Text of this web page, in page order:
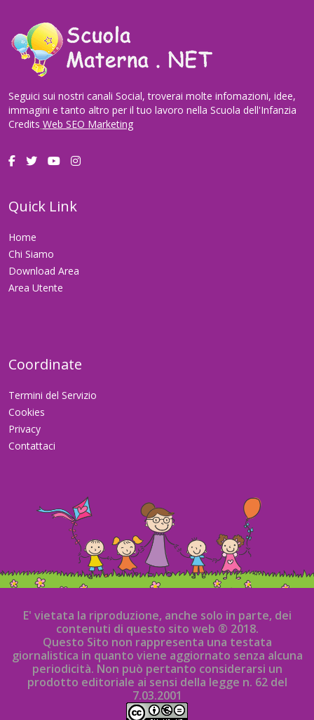
Seguici sui nostri canali Social, troverai molte infomazioni, idee,
immagini e tanto altro per il tuo lavoro nella Scuola dell'Infanzia
Credits Web SEO Marketing
Quick Link
Home
Chi Siamo
Download Area
Area Utente
Coordinate
Termini del Servizio
Cookies
Privacy
Contattaci
E' vietata la riproduzione, anche solo in parte, dei
contenuti di questo sito web ® 2018.
Questo Sito non rappresenta una testata
giornalistica in quanto viene aggiornato senza alcuna
periodicità. Non può pertanto considerarsi un
prodotto editoriale ai sensi della legge n. 62 del
7.03.2001